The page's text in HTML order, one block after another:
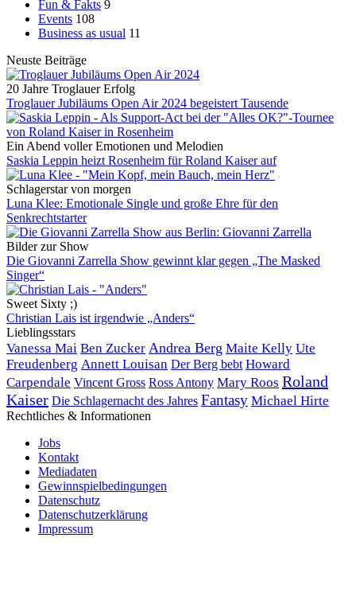
Fun & Fakts 9
Events 108
Business as usual 11
Neuste Beiträge
20 Jahre Troglauer Erfolg
Troglauer Jubiläums Open Air 2024 begeistert Tausende
Ein Abend voller Emotionen und Melodien
Saskia Leppin heizt Rosenheim für Roland Kaiser auf
Schlagerstar von morgen
Luna Klee: Emotionale Single und große Ehre für den
Senkrechtstarter
Bilder zur Show
Die Giovanni Zarrella Show gewinnt klar gegen „The Masked
Singer“
Sweet Sixty ;)
Christian Lais ist irgendwie „Anders“
Lieblingsstars
Vanessa Mai Ben Zucker Andrea Berg Maite Kelly Ute
Freudenberg Annett Louisan Der Berg bebt Howard
Carpendale Vincent Gross Ross Antony Mary Roos Roland
Kaiser Die Schlagernacht des Jahres Fantasy Michael Hirte
Rechtliches & Informationen
Jobs
Kontakt
Mediadaten
Gewinnspielbedingungen
Datenschutz
Datenschutzerklärung
Impressum